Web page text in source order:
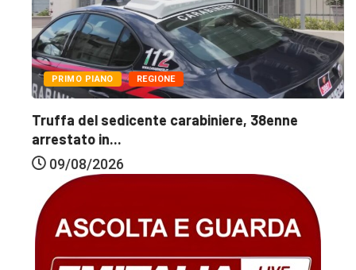
PRIMO PIANO REGIONE
Truffa del sedicente carabiniere, 38enne
arrestato in...
09/08/2026